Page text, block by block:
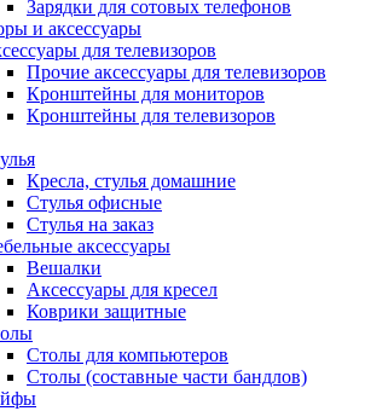
Зарядки для сотовых телефонов
и аксессуары
для телевизоров
Прочие аксессуары для телевизоров
Кронштейны для мониторов
Кронштейны для телевизоров
Кресла, стулья домашние
Стулья офисные
Стулья на заказ
аксессуары
Вешалки
Аксессуары для кресел
Коврики защитные
Столы для компьютеров
Столы (составные части бандлов)